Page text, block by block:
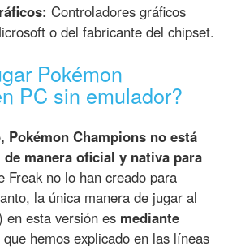
Controladores gráficos
o del fabricante del chipset.
Pokémon
PC sin emulador?
Pokémon Champions no está
manera oficial y nativa para
Freak no lo han creado para
la única manera de jugar al
esta versión es mediante
hemos explicado en las líneas